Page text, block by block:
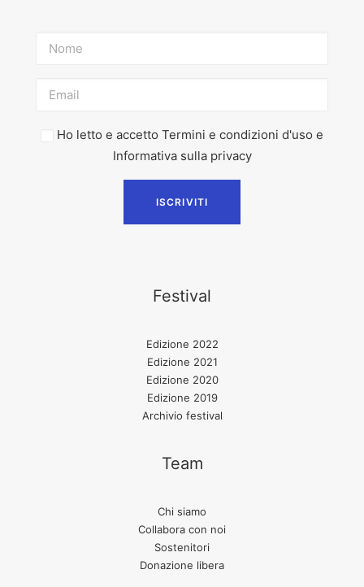
Ho letto e accetto Termini e condizioni d'uso e
Informativa sulla privacy
ISCRIVITI
Festival
Edizione 2022
Edizione 2021
Edizione 2020
Edizione 2019
Archivio festival
Team
Chi siamo
Collabora con noi
Sostenitori
Donazione libera